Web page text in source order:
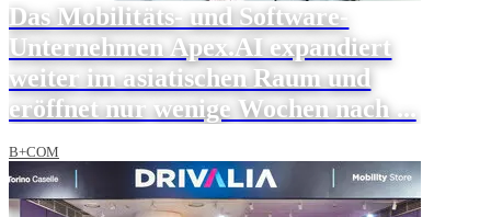
Das Mobilitäts- und Software-
Unternehmen Apex.AI expandiert
weiter im asiatischen Raum und
eröffnet nur wenige Wochen nach ...
B+COM